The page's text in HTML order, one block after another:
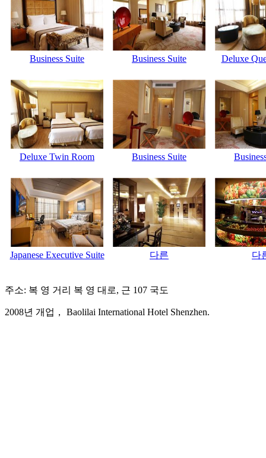
Business Suite Business Suite Deluxe
Deluxe Twin Room Business Suite
Japanese Executive Suite 다른 다
주소: 복 영 거리 복 영 대로, 근 107 국도
2008년 개업， Baolilai International Hotel Shenzhen.